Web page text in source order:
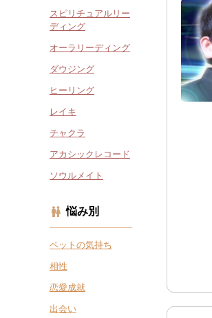
スピリチュアルリー
ディング
オーラリーディング
ダウジング
ヒーリング
レイキ
チャクラ
アカシックレコード
ソウルメイト
悩み別
ペットの気持ち
相性
恋愛成就
出会い